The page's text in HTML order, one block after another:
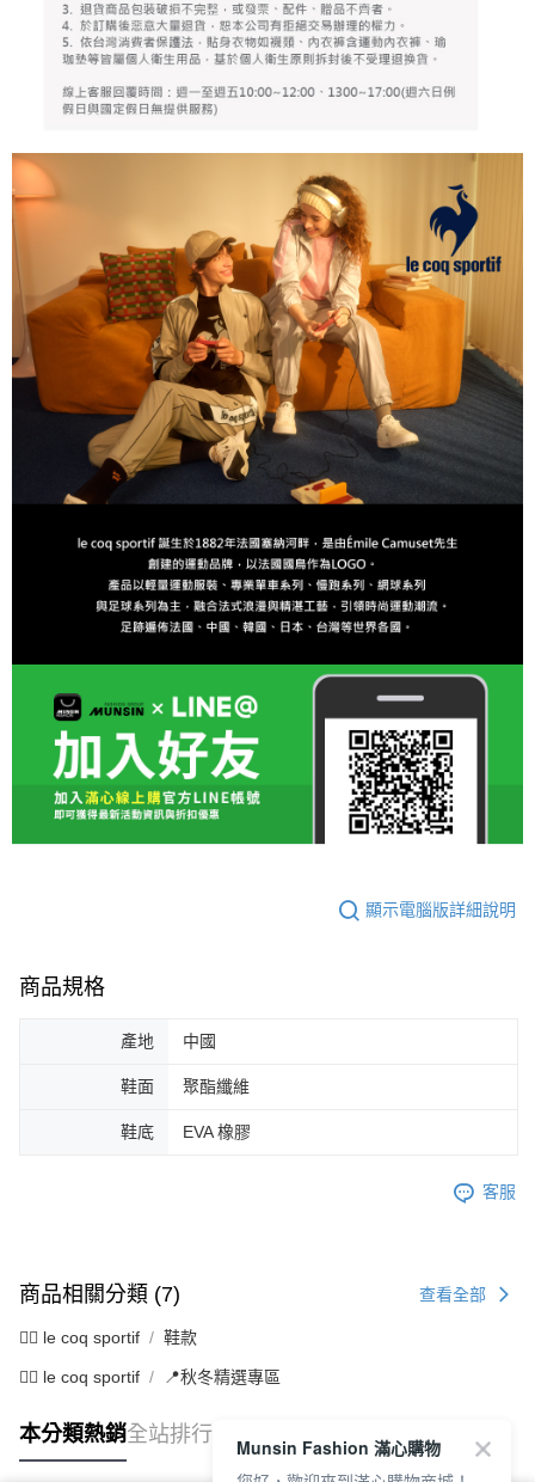
顯示電腦版詳細說明
商品規格
產地 中國
鞋面 聚酯纖維
鞋底 EVA 橡膠
客服
商品相關分類 (7) 查看全部
🚴‍♂️ le coq sportif 鞋款
🚴‍♂️ le coq sportif 📍秋冬精選專區
本分類熱銷全站排行
Munsin Fashion 滿心購物